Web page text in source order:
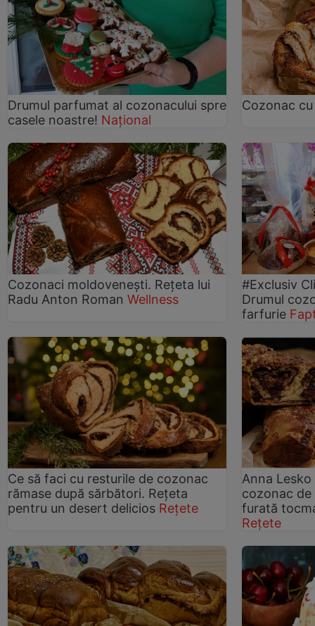
Drumul parfumat al cozonacului spre
casele noastre! Național
Cozonac
Cozonaci moldoveneşti. Reţeta lui
Radu Anton Roman Wellness
#Exclusiv
Drumul
farfurie
Ce să faci cu resturile de cozonac
rămase după sărbători. Rețeta
pentru un desert delicios Rețete
Anna
cozonac de
furată
Rețete